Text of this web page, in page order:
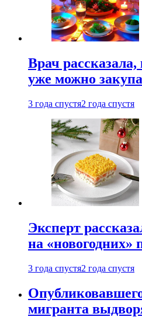
Врач
уже можно
3 года спустя2 года спустя
Эксперт
на «новогодних»
3 года спустя2 года спустя
мигранта